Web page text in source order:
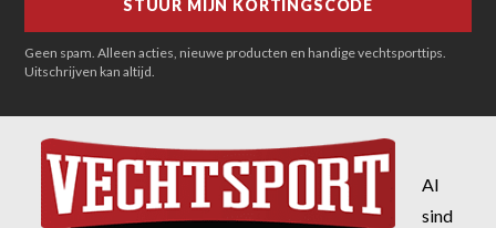
Geen spam. Alleen acties, nieuwe producten en handige vechtsporttips.
Uitschrijven kan altijd.
Al
sind